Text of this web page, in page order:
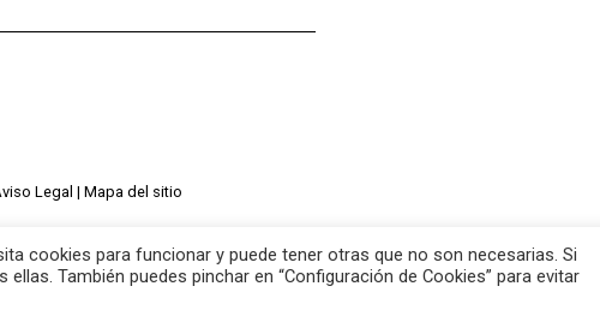
Legal Mapa del sitio
cookies para funcionar y puede tener otras que no son necesarias. Si
ellas. También puedes pinchar en “Configuración de Cookies” para evitar